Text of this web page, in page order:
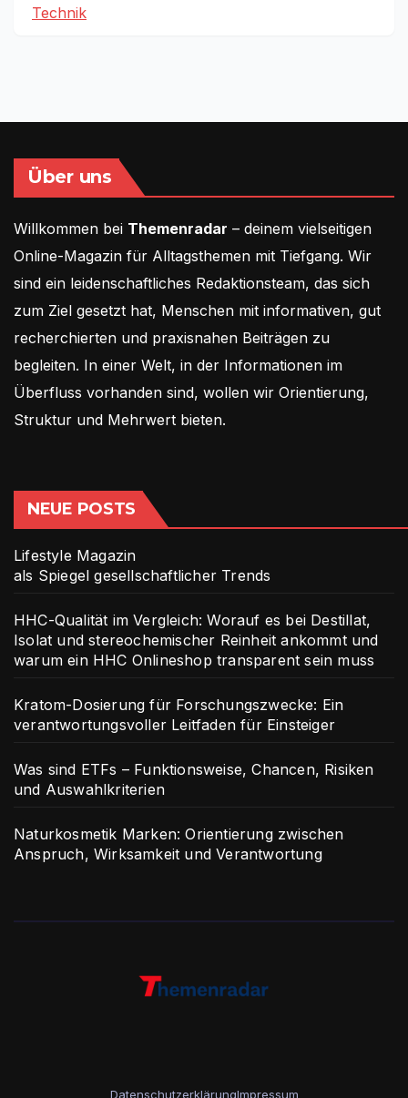
Technik
Über uns
Willkommen bei Themenradar – deinem vielseitigen
Online-Magazin für Alltagsthemen mit Tiefgang. Wir
sind ein leidenschaftliches Redaktionsteam, das sich
zum Ziel gesetzt hat, Menschen mit informativen, gut
recherchierten und praxisnahen Beiträgen zu
begleiten. In einer Welt, in der Informationen im
Überfluss vorhanden sind, wollen wir Orientierung,
Struktur und Mehrwert bieten.
NEUE POSTS
Lifestyle Magazin
als Spiegel gesellschaftlicher Trends
HHC-Qualität im Vergleich: Worauf es bei Destillat,
Isolat und stereochemischer Reinheit ankommt und
warum ein HHC Onlineshop transparent sein muss
Kratom-Dosierung für Forschungszwecke: Ein
verantwortungsvoller Leitfaden für Einsteiger
Was sind ETFs – Funktionsweise, Chancen, Risiken
und Auswahlkriterien
Naturkosmetik Marken: Orientierung zwischen
Anspruch, Wirksamkeit und Verantwortung
DatenschutzerklärungImpressum